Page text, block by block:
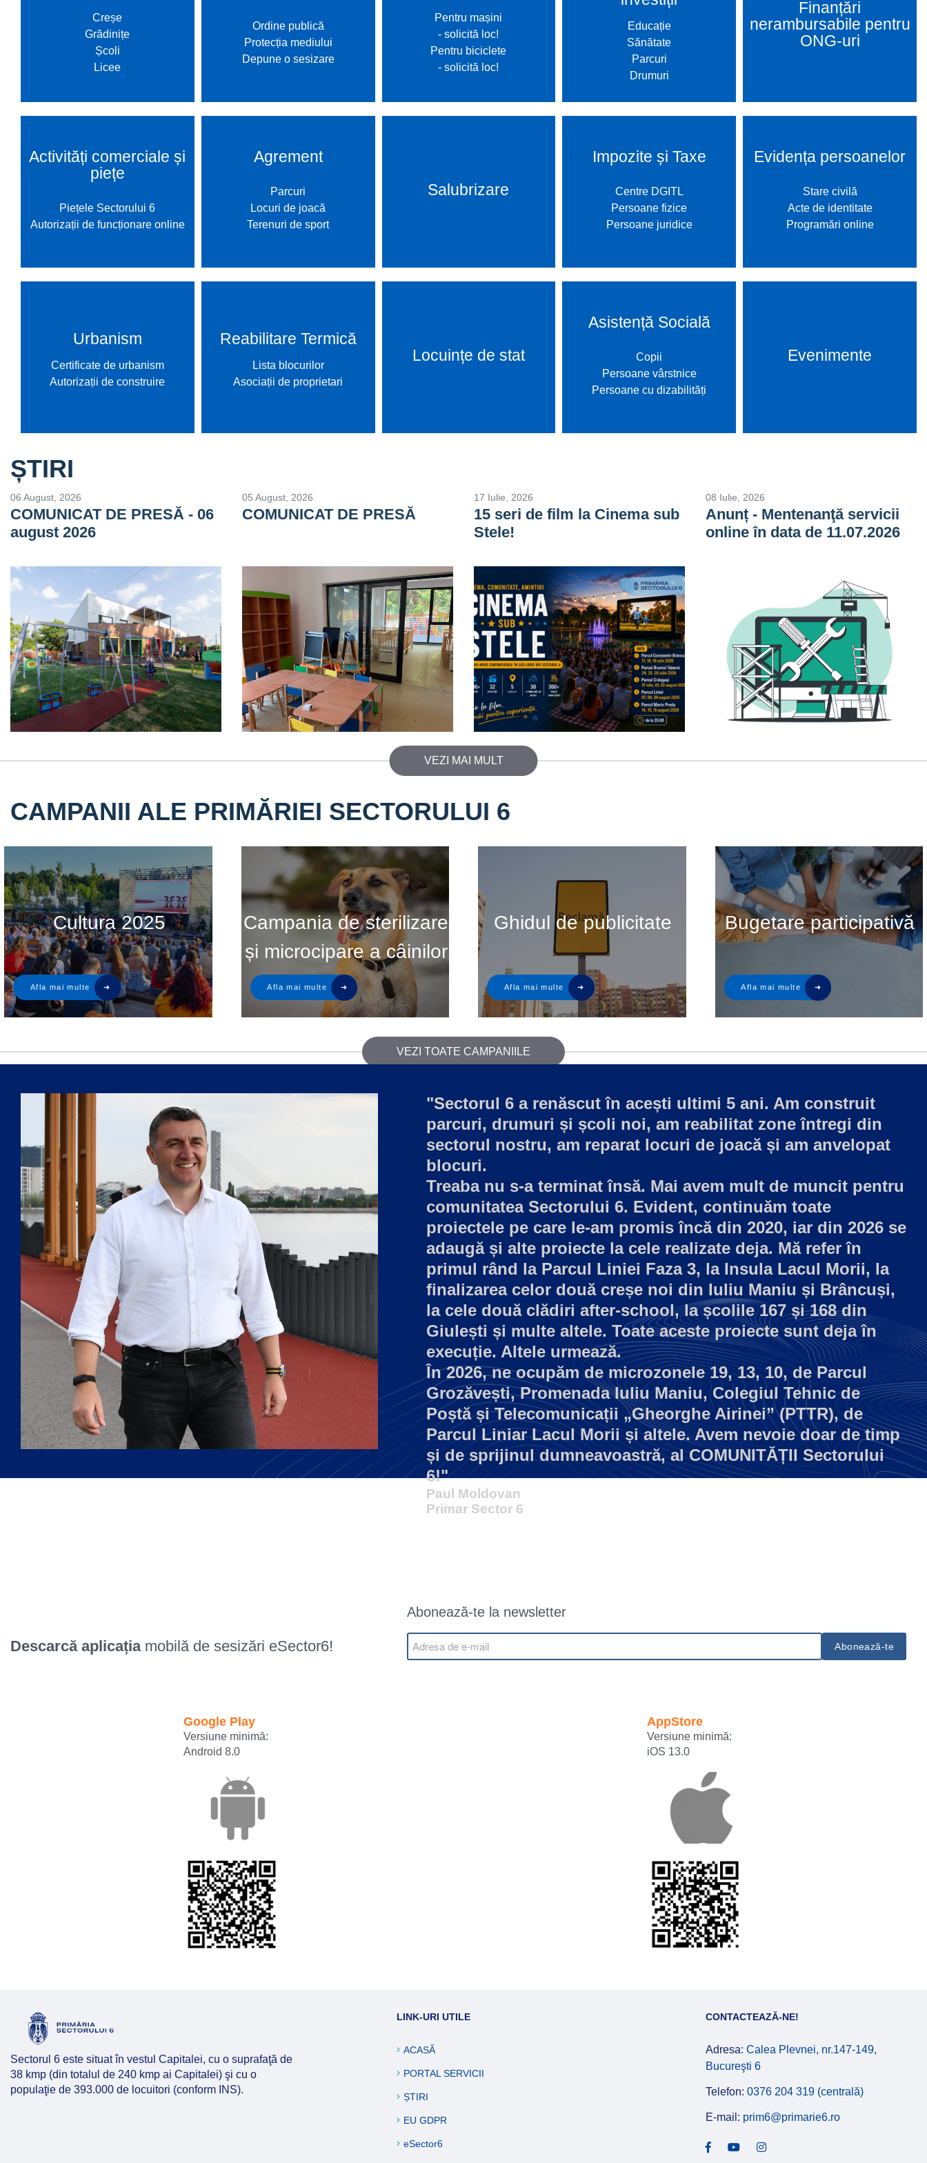
Alte informații
Creșe
Grădinițe
Școli
Licee
Ordine publică
Protecția mediului
Depune o sesizare
Pentru mașini
- solicită loc!
Pentru biciclete
- solicită loc!
Educație
Sănătate
Parcuri
Drumuri
Finanțări
nerambursabile pentru
ONG-uri
Activități comerciale și
piețe
Piețele Sectorului 6
Autorizații de funcționare online
Agrement
Parcuri
Locuri de joacă
Terenuri de sport
Salubrizare
Impozite și Taxe
Centre DGITL
Persoane fizice
Persoane juridice
Evidența persoanelor
Stare civilă
Acte de identitate
Programări online
Urbanism
Certificate de urbanism
Autorizații de construire
Reabilitare Termică
Lista blocurilor
Asociații de proprietari
Locuințe de stat
Asistență Socială
Copii
Persoane vârstnice
Persoane cu dizabilități
Evenimente
ȘTIRI
06 August, 2026
COMUNICAT DE PRESĂ - 06
august 2026
05 August, 2026
COMUNICAT DE PRESĂ
17 Iulie, 2026
15 seri de film la Cinema sub
Stele!
08 Iulie, 2026
Anunț - Mentenanţă servicii
online în data de 11.07.2026
VEZI MAI MULT
CAMPANII ALE PRIMĂRIEI SECTORULUI 6
Cultura 2025
Campania de sterilizare
și microcipare a câinilor
Ghidul de publicitate Bugetare participativă
VEZI TOATE CAMPANIILE
"Sectorul 6 a renăscut în acești ultimi 5 ani. Am construit
parcuri, drumuri și școli noi, am reabilitat zone întregi din
sectorul nostru, am reparat locuri de joacă și am anvelopat
blocuri.
Treaba nu s-a terminat însă. Mai avem mult de muncit pentru
comunitatea Sectorului 6. Evident, continuăm toate
proiectele pe care le-am promis încă din 2020, iar din 2026 se
adaugă și alte proiecte la cele realizate deja. Mă refer în
primul rând la Parcul Liniei Faza 3, la Insula Lacul Morii, la
finalizarea celor două creșe noi din Iuliu Maniu și Brâncuși,
la cele două clădiri after-school, la școlile 167 și 168 din
Giulești și multe altele. Toate aceste proiecte sunt deja în
execuție. Altele urmează.
În 2026, ne ocupăm de microzonele 19, 13, 10, de Parcul
Grozăvești, Promenada Iuliu Maniu, Colegiul Tehnic de
Poștă și Telecomunicații „Gheorghe Airinei” (PTTR), de
Parcul Liniar Lacul Morii și altele. Avem nevoie doar de timp
și de sprijinul dumneavoastră, al COMUNITĂȚII Sectorului
6!"
Paul Moldovan
Primar Sector 6
Descarcă aplicațiamobilă de sesizări eSector6!
Abonează-te la newsletter
Google Play
Versiune minimă:
Android 8.0
AppStore
Versiune minimă:
iOS 13.0
Sectorul 6 este situat în vestul Capitalei, cu o suprafaţă de
38 kmp (din totalul de 240 kmp ai Capitalei) şi cu o
populaţie de 393.000 de locuitori (conform INS).
LINK-URI UTILE
ACASĂ
PORTAL SERVICII
ȘTIRI
EU GDPR
eSector6
CONTACTEAZĂ-NE!
Adresa: Calea Plevnei, nr.147-149,
Bucureşti 6
Telefon: 0376 204 319 (centrală)
E-mail: prim6@primarie6.ro